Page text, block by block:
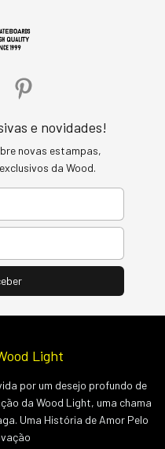
e novidades!
novas estampas,
da Wood.
Light
por um desejo profundo de
da Wood Light, uma chama
Uma História de Amor Pelo